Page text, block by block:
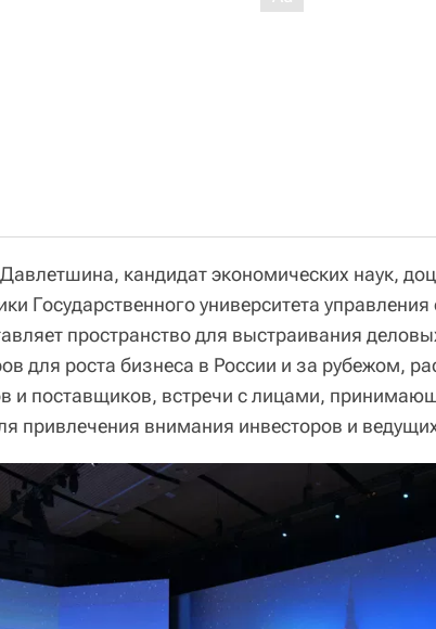
кандидат экономических наук,
Государственного университета
пространство для выстраивания
для роста бизнеса в России и за рубежом,
и поставщиков, встречи с лицами,
привлечения внимания инвесторов и